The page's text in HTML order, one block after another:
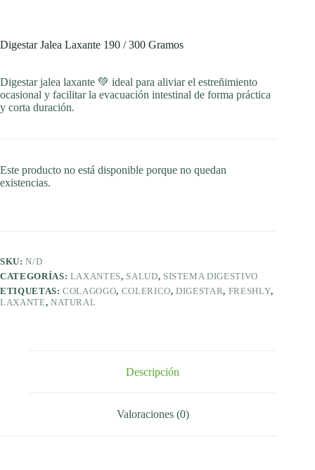
Digestar Jalea Laxante 190 / 300 Gramos
Digestar jalea laxante 💚 ideal para aliviar el estreñimiento
ocasional y facilitar la evacuación intestinal de forma práctica
y corta duración.
Este producto no está disponible porque no quedan
existencias.
SKU:N/D
CATEGORÍAS: LAXANTES, SALUD, SISTEMA DIGESTIVO
ETIQUETAS:COLAGOGO, COLERICO,DIGESTAR, FRESHLY,
LAXANTE, NATURAL
Descripción
Valoraciones (0)